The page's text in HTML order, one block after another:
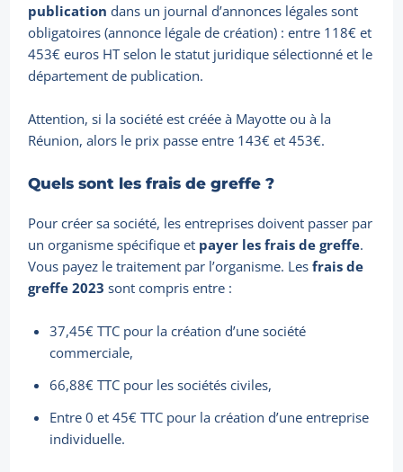
publication dans un journal d’annonces légales sont
obligatoires (annonce légale de création) : entre 118€ et
453€ euros HT selon le statut juridique sélectionné et le
département de publication.
Attention, si la société est créée à Mayotte ou à la
Réunion, alors le prix passe entre 143€ et 453€.
Quels sont les frais de greffe ?
Pour créer sa société, les entreprises doivent passer par
un organisme spécifique et payer les frais de greffe.
Vous payez le traitement par l’organisme. Lesfrais de
greffe 2023 sont compris entre :
37,45€ TTC pour la création d’une société
commerciale,
66,88€ TTC pour les sociétés civiles,
Entre 0 et 45€ TTC pour la création d’une entreprise
individuelle.